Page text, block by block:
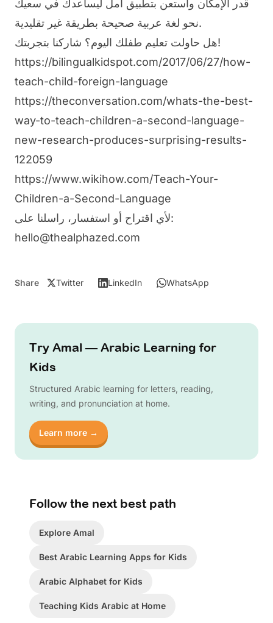
قدر الإمكان واستعن بتطبيق أمل ليساعدك في سعيك
نحو لغة عربية صحيحة بطريقة غير تقليدية.
هل حاولت تعليم طفلك اليوم؟ شاركنا بتجربتك!
https://bilingualkidspot.com/2017/06/27/how-
teach-child-foreign-language
https://theconversation.com/whats-the-best-
way-to-teach-children-a-second-language-
new-research-produces-surprising-results-
122059
https://www.wikihow.com/Teach-Your-
Children-a-Second-Language
لأي اقتراح أو استفسار، راسلنا على:
hello@thealphazed.com
Share Twitter LinkedIn WhatsApp
Try Amal — Arabic Learning for
Kids
Structured Arabic learning for letters, reading,
writing, and pronunciation at home.
Learn more →
Follow the next best path
Explore Amal
Best Arabic Learning Apps for Kids
Arabic Alphabet for Kids
Teaching Kids Arabic at Home